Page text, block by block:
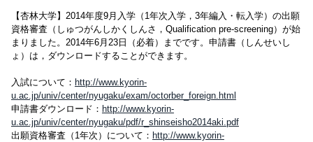
【杏林大学】2014年度9月入学（1年次入学，3年編入・転入学）の出願
資格審査（しゅつがんしかくしんさ，Qualification pre-screening）が始
まりました。2014年6月23日（必着）までです。申請書（しんせいし
ょ）は，ダウンロードすることができます。
入試について： http://www.kyorin-
u.ac.jp/univ/center/nyugaku/exam/octorber_foreign.html
申請書ダウンロード： http://www.kyorin-
u.ac.jp/univ/center/nyugaku/pdf/r_shinseisho2014aki.pdf
出願資格審査（1年次）について： http://www.kyorin-